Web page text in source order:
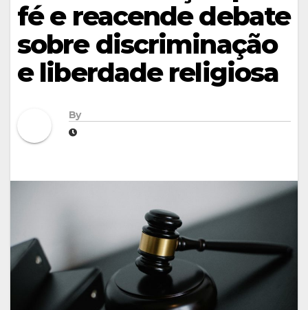
fé e reacende debate
sobre discriminação
e liberdade religiosa
By